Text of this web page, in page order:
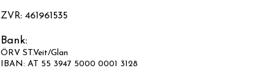
ZVR: 461961535
Bank:
ÖRV ST.Veit/Glan
IBAN: AT 55 3947 5000 0001 3128